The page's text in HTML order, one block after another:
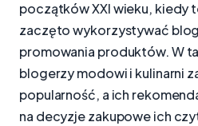
początków XXI wieku, kiedy
zaczęto wykorzystywać
promowania produktów. W
blogerzy modowi i kulinarni
popularność, a ich
na decyzje zakupowe ich